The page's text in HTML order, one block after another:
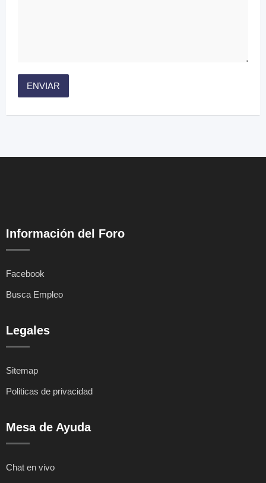
Información del Foro
Facebook
Busca Empleo
Legales
Sitemap
Politicas de privacidad
Mesa de Ayuda
Chat en vivo